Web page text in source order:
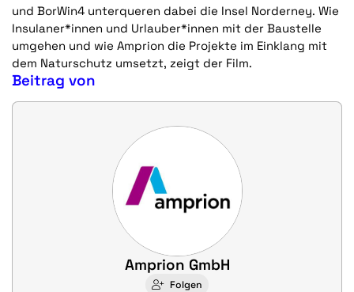
und BorWin4 unterqueren dabei die Insel Norderney. Wie
Insulaner*innen und Urlauber*innen mit der Baustelle
umgehen und wie Amprion die Projekte im Einklang mit
dem Naturschutz umsetzt, zeigt der Film.
Beitrag von
Amprion GmbH
Folgen